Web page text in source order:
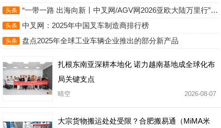
头条 “一带一路 出海向新丨中叉网/AGV网2026亚欧大陆万里行” 圆满收官
头条 中叉网：2025年中国叉车制造商排行榜
头条 盘点2025年全球工业车辆企业推出的部分新产品
扎根东南亚深耕本地化 诺力越南基地成全球化布
局关键支点
晴空 2026-08-07
大宗货物搬运处处受限？合肥搬易通（MiMA米